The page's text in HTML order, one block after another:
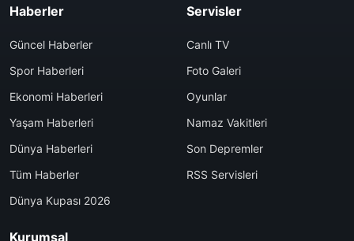
Haberler
Güncel Haberler
Spor Haberleri
Ekonomi Haberleri
Yaşam Haberleri
Dünya Haberleri
Tüm Haberler
Dünya Kupası 2026
Servisler
Canlı TV
Foto Galeri
Oyunlar
Namaz Vakitleri
Son Depremler
RSS Servisleri
Kurumsal